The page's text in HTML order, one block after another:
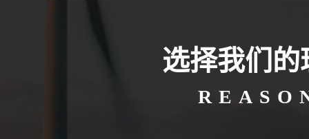
医疗检测设备配件
选择我们的